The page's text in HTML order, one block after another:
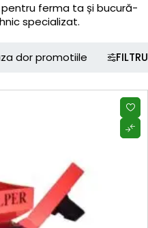
ferma ta și bucură-
specializat.
FILTRU
dor promotiile